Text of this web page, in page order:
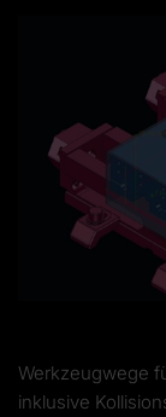
Werkzeugwege
inklusive